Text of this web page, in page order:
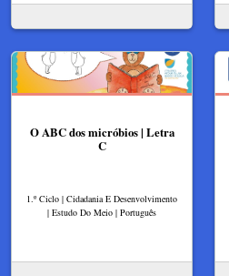
O ABC dos micróbios | Letra
C
1.º Ciclo | Cidadania E Desenvolvimento
| Estudo Do Meio | Português